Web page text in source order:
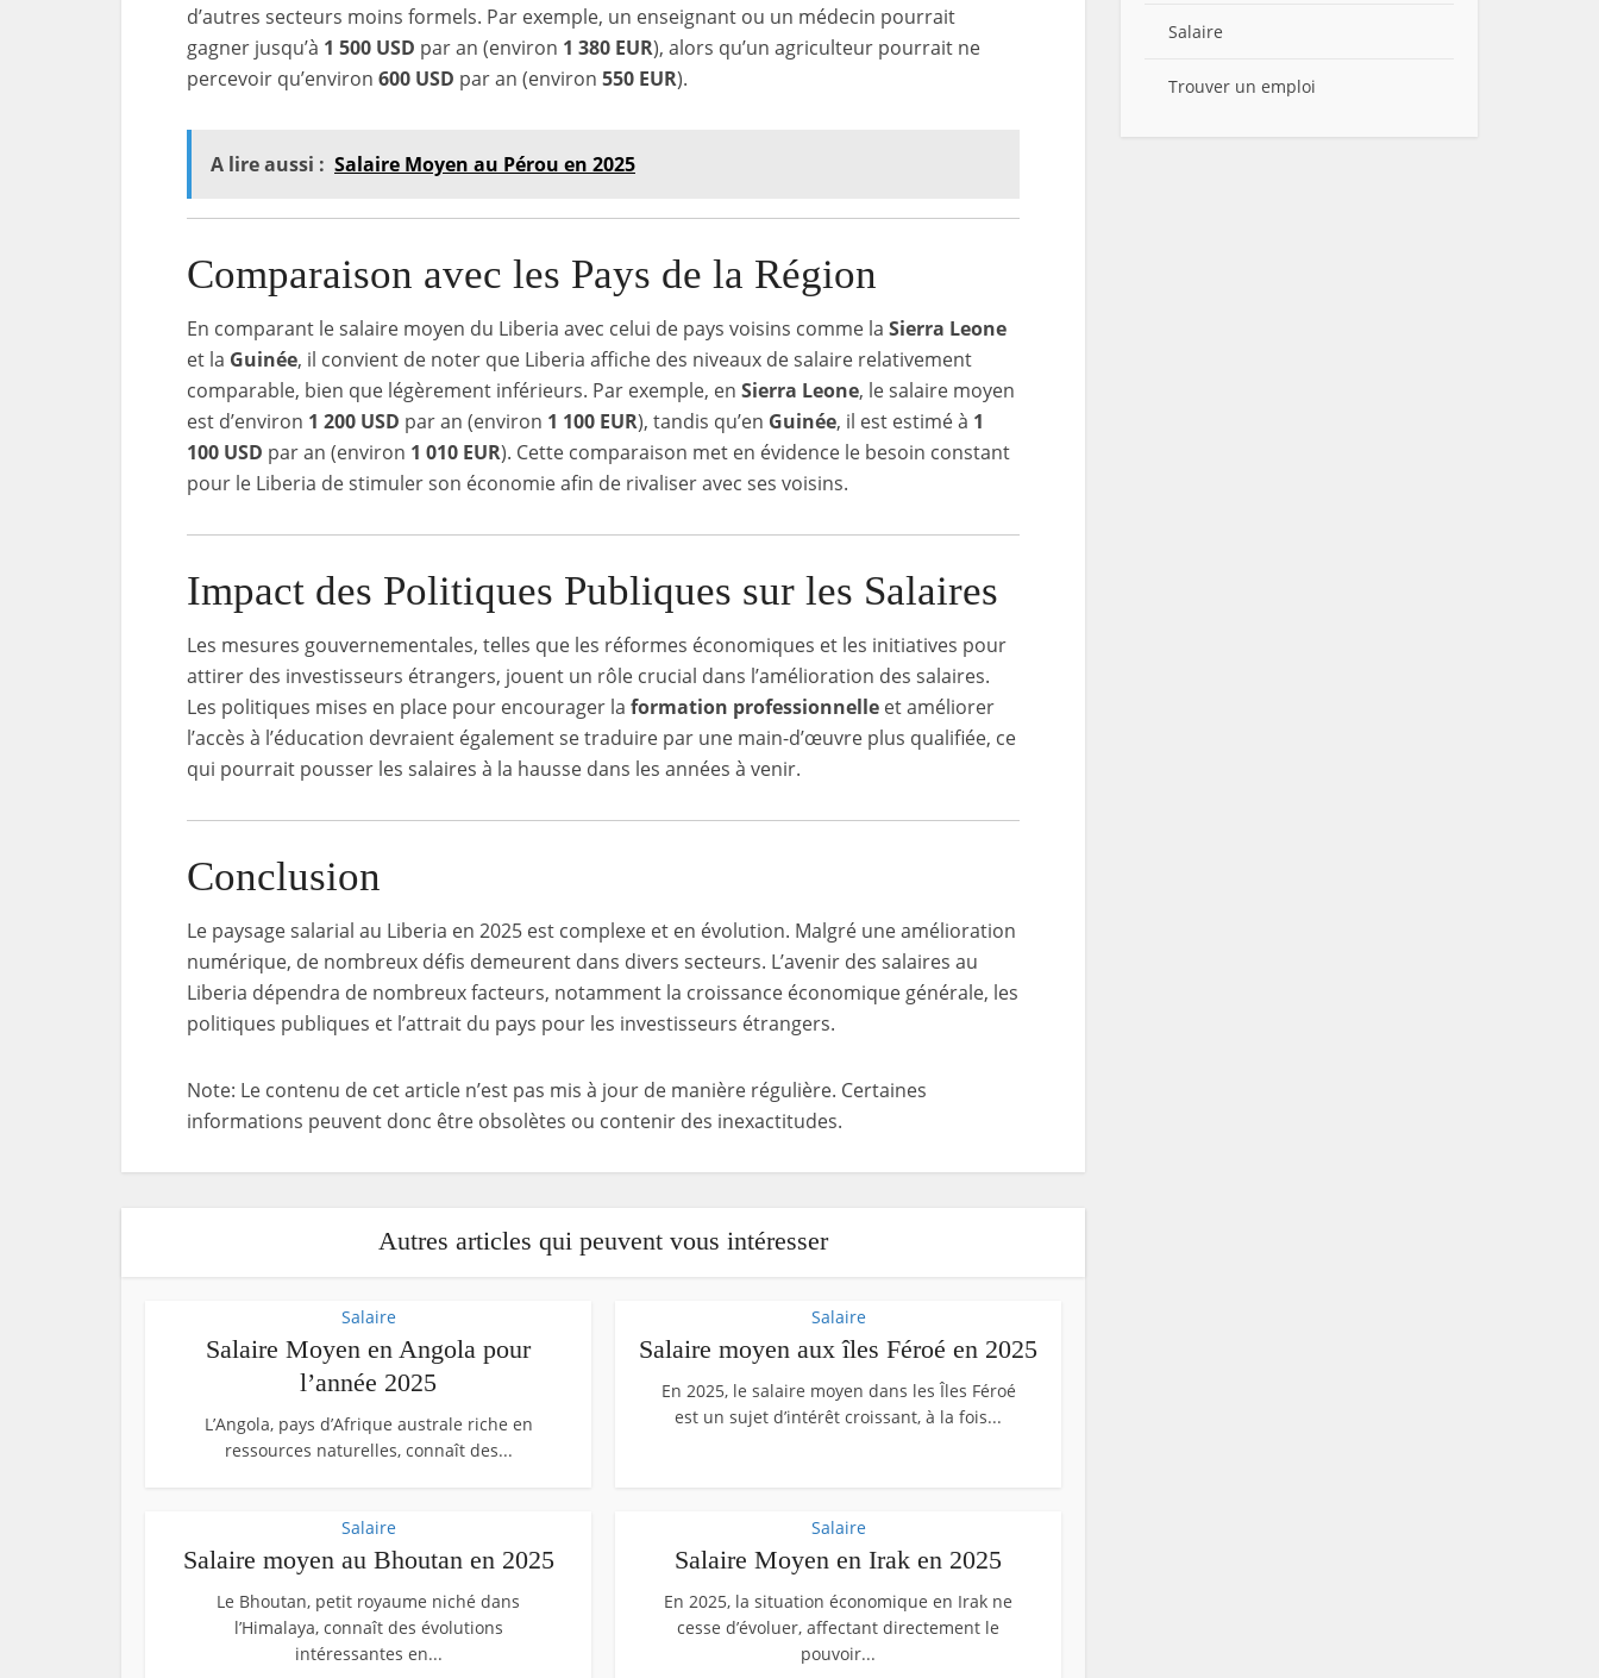
d’autres secteurs moins formels. Par exemple, un enseignant ou un médecin pourrait
gagner jusqu’à 1 500 USD par an (environ 1 380 EUR), alors qu’un agriculteur pourrait ne
percevoir qu’environ 600 USD par an (environ 550 EUR).
A lire aussi : Salaire Moyen au Pérou en 2025
Comparaison avec les Pays de la Région
En comparant le salaire moyen du Liberia avec celui de pays voisins comme la Sierra Leone
et la Guinée, il convient de noter que Liberia affiche des niveaux de salaire relativement
comparable, bien que légèrement inférieurs. Par exemple, en Sierra Leone, le salaire moyen
est d’environ 1 200 USD par an (environ 1 100 EUR), tandis qu’en Guinée, il est estimé à 1
100 USD par an (environ 1 010 EUR). Cette comparaison met en évidence le besoin constant
pour le Liberia de stimuler son économie afin de rivaliser avec ses voisins.
Impact des Politiques Publiques sur les Salaires
Les mesures gouvernementales, telles que les réformes économiques et les initiatives pour
attirer des investisseurs étrangers, jouent un rôle crucial dans l’amélioration des salaires.
Les politiques mises en place pour encourager la formation professionnelle et améliorer
l’accès à l’éducation devraient également se traduire par une main-d’œuvre plus qualifiée, ce
qui pourrait pousser les salaires à la hausse dans les années à venir.
Conclusion
Le paysage salarial au Liberia en 2025 est complexe et en évolution. Malgré une amélioration
numérique, de nombreux défis demeurent dans divers secteurs. L’avenir des salaires au
Liberia dépendra de nombreux facteurs, notamment la croissance économique générale, les
politiques publiques et l’attrait du pays pour les investisseurs étrangers.
Note: Le contenu de cet article n’est pas mis à jour de manière régulière. Certaines
informations peuvent donc être obsolètes ou contenir des inexactitudes.
Autres articles qui peuvent vous intéresser
Salaire
Salaire Moyen en Angola pour
l’année 2025
L’Angola, pays d’Afrique australe riche en
ressources naturelles, connaît des...
Salaire
Salaire moyen aux îles Féroé en 2025
En 2025, le salaire moyen dans les Îles Féroé
est un sujet d’intérêt croissant, à la fois...
Salaire
Salaire moyen au Bhoutan en 2025
Le Bhoutan, petit royaume niché dans
l’Himalaya, connaît des évolutions
intéressantes en...
Salaire
Salaire Moyen en Irak en 2025
En 2025, la situation économique en Irak ne
cesse d’évoluer, affectant directement le
pouvoir...
Salaire
Trouver un emploi